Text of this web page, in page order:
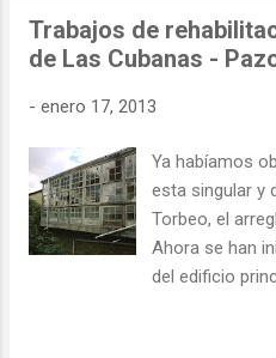
los 1000 en la
el perfil
claro. Las
otras buenas
sobre mas
por "Sempre
Trabajos de
de Las Cubanas -
- enero 17, 2013
Ya habíamos
esta singular y
Torbeo, el
Ahora se han
del edificio
finca de